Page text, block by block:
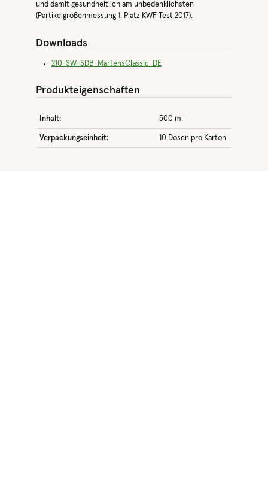
und damit gesundheitlich am unbedenklichsten
(Partikelgrößenmessung 1. Platz KWF Test 2017).
Downloads
210-SW-SDB_MartensClassic_DE
Produkteigenschaften
Inhalt: 500 ml
Verpackungseinheit: 10 Dosen pro Karton